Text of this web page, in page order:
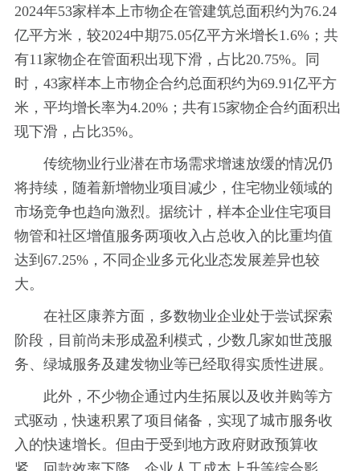
2024年53家样本上市物企在管建筑总面积约为76.24
亿平方米，较2024中期75.05亿平方米增长1.6%；共
有11家物企在管面积出现下滑，占比20.75%。同
时，43家样本上市物企合约总面积约为69.91亿平方
米，平均增长率为4.20%；共有15家物企合约面积出
现下滑，占比35%。
传统物业行业潜在市场需求增速放缓的情况仍
将持续，随着新增物业项目减少，住宅物业领域的
市场竞争也趋向激烈。据统计，样本企业住宅项目
物管和社区增值服务两项收入占总收入的比重均值
达到67.25%，不同企业多元化业态发展差异也较
大。
在社区康养方面，多数物业企业处于尝试探索
阶段，目前尚未形成盈利模式，少数几家如世茂服
务、绿城服务及建发物业等已经取得实质性进展。
此外，不少物企通过内生拓展以及收并购等方
式驱动，快速积累了项目储备，实现了城市服务收
入的快速增长。但由于受到地方政府财政预算收